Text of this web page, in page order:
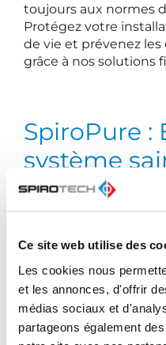
Ce site web utilise des
Les cookies nous
et les annonces, d'offrir
médias sociaux et
partageons également
toujours aux normes
Protégez votre
de vie et prévenez
grâce à nos solutions
SpiroPure :
système
aussi important de
qualité lors de
SpiroPure est un
produits de
qualité de l’eau et
contamination, de la